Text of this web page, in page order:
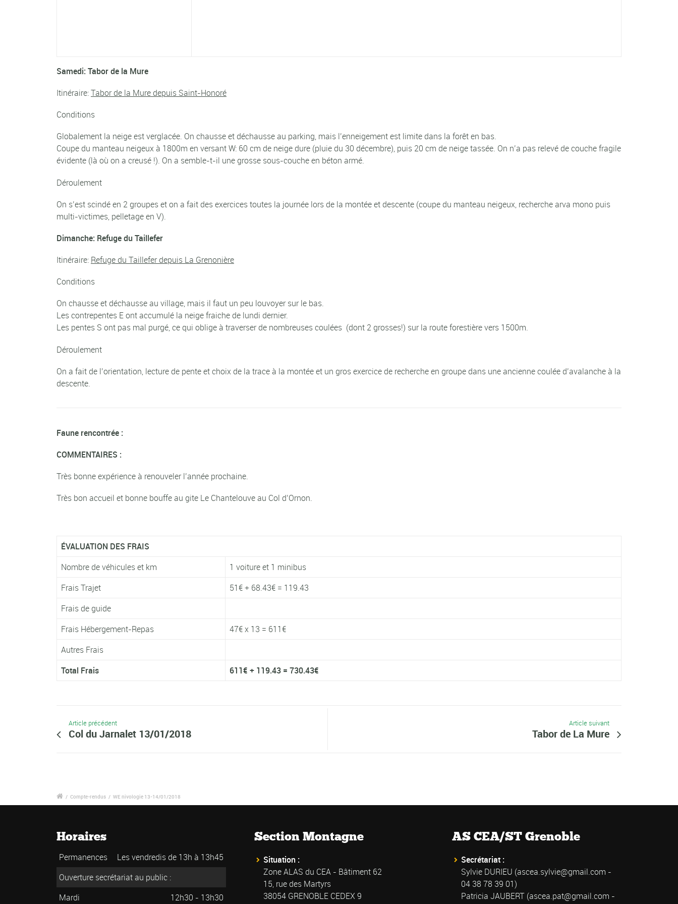
Samedi: Tabor de la Mure
Itinéraire:Tabor de la Mure depuis Saint-Honoré
Conditions
Globalement la neige est verglacée. On chausse et déchausse au parking, mais l’enneigement est limite dans la forêt en bas.
Coupe du manteau neigeux à 1800m en versant W: 60 cm de neige dure (pluie du 30 décembre), puis 20 cm de neige tassée. On n’a pas relevé de couche fragile
évidente (là où on a creusé !). On a semble-t-il une grosse sous-couche en béton armé.
Déroulement
On s’est scindé en 2 groupes et on a fait des exercices toutes la journée lors de la montée et descente (coupe du manteau neigeux, recherche arva mono puis
multi-victimes, pelletage en V).
Dimanche: Refuge du Taillefer
Itinéraire: Refuge du Taillefer depuis La Grenonière
Conditions
On chausse et déchausse au village, mais il faut un peu louvoyer sur le bas.
Les contrepentes E ont accumulé la neige fraiche de lundi dernier.
Les pentes S ont pas mal purgé, ce qui oblige à traverser de nombreuses coulées (dont 2 grosses!) sur la route forestière vers 1500m.
Déroulement
On a fait de l’orientation, lecture de pente et choix de la trace à la montée et un gros exercice de recherche en groupe dans une ancienne coulée d’avalanche à la
descente.
Faune rencontrée :
COMMENTAIRES :
Très bonne expérience à renouveler l’année prochaine.
Très bon accueil et bonne bouffe au gite Le Chantelouve au Col d’Ornon.
ÉVALUATION DES FRAIS
Nombre de véhicules et km
1 voiture et 1 minibus
Frais Trajet
51€ + 68.43€ = 119.43
Frais de guide
Frais Hébergement-Repas
47€ x 13 = 611€
Autres Frais
Total Frais
611€ + 119.43 = 730.43€
Article précédent
Col du Jarnalet 13/01/2018
Article suivant
Tabor de La Mure
/ Compte-rendus / WE nivologie 13-14/01/2018
Horaires
Permanences
Les vendredis de 13h à 13h45
Ouverture secrétariat au public :
Mardi
12h30 - 13h30
Section Montagne
Situation :
Zone ALAS du CEA - Bâtiment 62
15, rue des Martyrs
38054 GRENOBLE CEDEX 9
AS CEA/ST Grenoble
Secrétariat :
Sylvie DURIEU (ascea.sylvie@gmail.com -
04 38 78 39 01)
Patricia JAUBERT (ascea.pat@gmail.com -